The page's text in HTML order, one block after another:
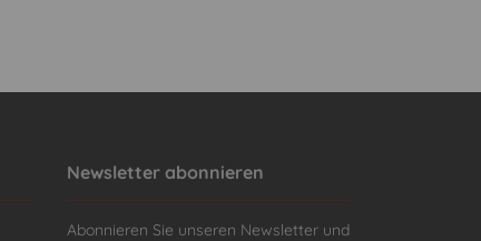
Newsletter abonnieren
Abonnieren Sie unseren Newsletter und